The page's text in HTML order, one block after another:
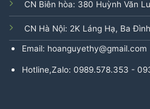
CN Biên hòa: 380 Huỳnh Văn
CN Hà Nội: 2K Láng Hạ, Ba
Email: hoanguyethy@gmail.com
Hotline,Zalo: 0989.578.353 -